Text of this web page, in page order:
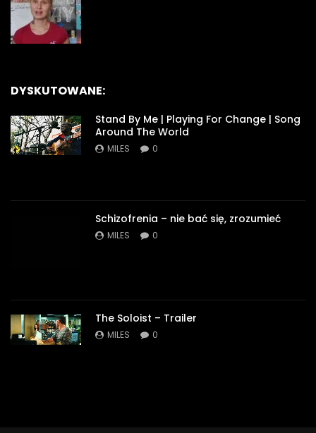
DYSKUTOWANE:
Stand By Me | Playing For Change | Song
Around The World
MILES 0
Schizofrenia – nie bać się, zrozumieć
MILES 0
The Soloist – Trailer
MILES 0